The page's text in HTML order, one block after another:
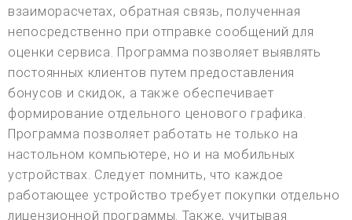
взаиморасчетах, обратная связь, полученная
непосредственно при отправке сообщений для
оценки сервиса. Программа позволяет выявлять
постоянных клиентов путем предоставления
бонусов и скидок, а также обеспечивает
формирование отдельного ценового графика.
Программа позволяет работать не только на
настольном компьютере, но и на мобильных
устройствах. Следует помнить, что каждое
работающее устройство требует покупки отдельно
лицензионной программы. Также, учитывая